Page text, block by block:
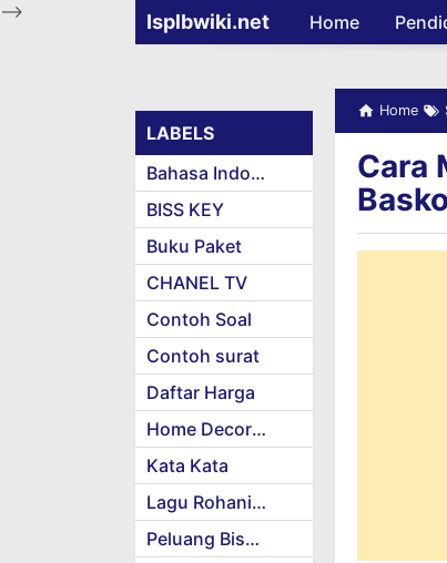
--> Isplbwiki.net Home
Home
Cara
LABELS
Bahasa Indonesia
BISS KEY
Buku Paket
CHANEL TV
Contoh Soal
Contoh surat
Daftar Harga
Home Decoration
Kata Kata
Lagu Rohani Kristen
Peluang Bisnis